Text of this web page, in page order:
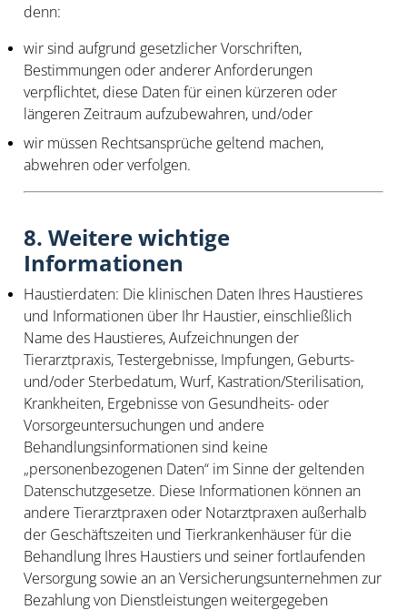
denn:
wir sind aufgrund gesetzlicher Vorschriften,
Bestimmungen oder anderer Anforderungen
verpflichtet, diese Daten für einen kürzeren oder
längeren Zeitraum aufzubewahren, und/oder
wir müssen Rechtsansprüche geltend machen,
abwehren oder verfolgen.
8. Weitere wichtige
Informationen
Haustierdaten: Die klinischen Daten Ihres Haustieres
und Informationen über Ihr Haustier, einschließlich
Name des Haustieres, Aufzeichnungen der
Tierarztpraxis, Testergebnisse, Impfungen, Geburts-
und/oder Sterbedatum, Wurf, Kastration/Sterilisation,
Krankheiten, Ergebnisse von Gesundheits- oder
Vorsorgeuntersuchungen und andere
Behandlungsinformationen sind keine
„personenbezogenen Daten“ im Sinne der geltenden
Datenschutzgesetze. Diese Informationen können an
andere Tierarztpraxen oder Notarztpraxen außerhalb
der Geschäftszeiten und Tierkrankenhäuser für die
Behandlung Ihres Haustiers und seiner fortlaufenden
Versorgung sowie an an Versicherungsunternehmen zur
Bezahlung von Dienstleistungen weitergegeben